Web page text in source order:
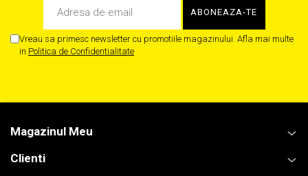
Vreau sa primesc newsletter cu promotiile magazinului. Afla mai multe
in Politica de Confidentialitate
Magazinul Meu
Clienti